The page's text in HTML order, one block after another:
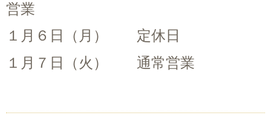
営業
１月６日（月） 定休日
１月７日（火） 通常営業